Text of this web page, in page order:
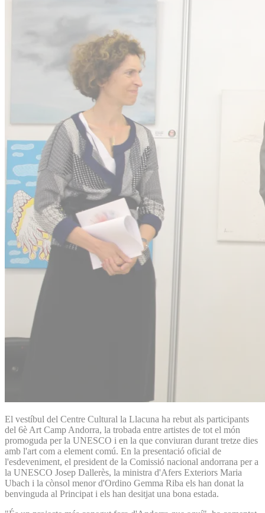
El vestíbul del Centre Cultural la Llacuna ha rebut als participants
del 6è Art Camp Andorra, la trobada entre artistes de tot el món
promoguda per la UNESCO i en la que conviuran durant tretze dies
amb l'art com a element comú. En la presentació oficial de
l'esdeveniment, el president de la Comissió nacional andorrana per a
la UNESCO Josep Dallerès, la ministra d'Afers Exteriors Maria
Ubach i la cònsol menor d'Ordino Gemma Riba els han donat la
benvinguda al Principat i els han desitjat una bona estada.